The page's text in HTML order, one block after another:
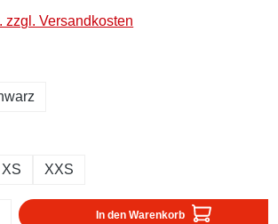
zzgl. Versandkosten
XS XXS
Gib den gewünschten
In den Warenkorb